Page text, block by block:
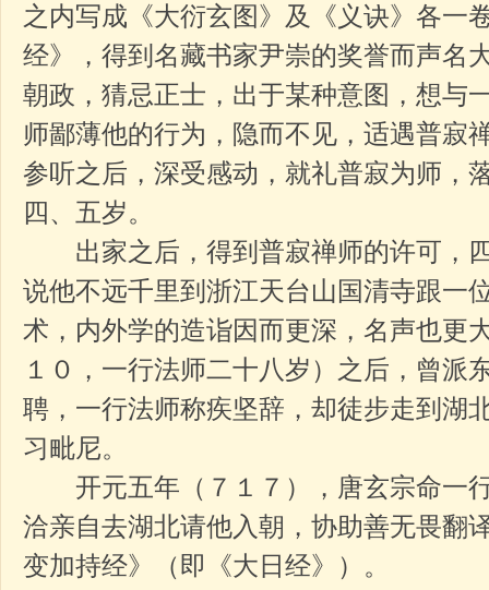
之内写成《大衍玄图》及《义诀》各一
经》，得到名藏书家尹崇的奖誉而声名
朝政，猜忌正士，出于某种意图，想与
师鄙薄他的行为，隐而不见，适遇普寂
参听之后，深受感动，就礼普寂为师，
四、五岁。
出家之后，得到普寂禅师的许可，
说他不远千里到浙江天台山国清寺跟一
术，内外学的造诣因而更深，名声也更
１０，一行法师二十八岁）之后，曾派
聘，一行法师称疾坚辞，却徒步走到湖
习毗尼。
开元五年（７１７），唐玄宗命一
洽亲自去湖北请他入朝，协助善无畏翻
变加持经》（即《大日经》）。